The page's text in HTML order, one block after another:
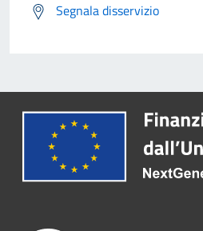
Segnala disservizio